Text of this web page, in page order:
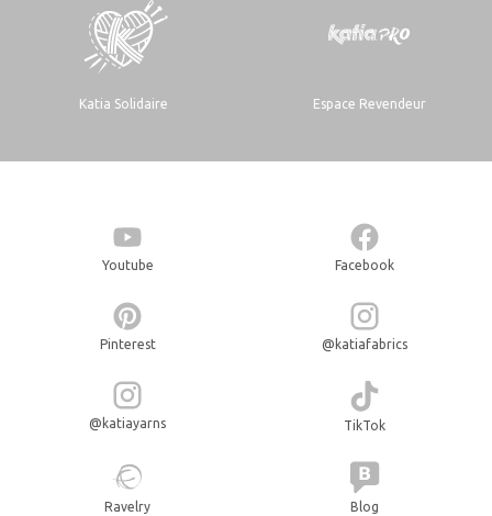
Katia Solidaire Espace Revendeur
Youtube Facebook
Pinterest @katiafabrics
@katiayarns TikTok
Ravelry Blog